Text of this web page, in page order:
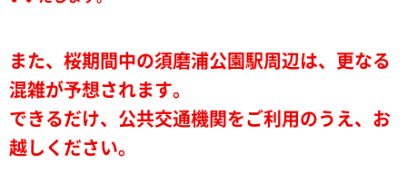
また、桜期間中の須磨浦公園駅周辺は、更なる
混雑が予想されます。
できるだけ、公共交通機関をご利用のうえ、お
越しください。